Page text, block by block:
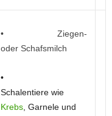
• Ziegen-
oder Schafsmilch
•
Schalentiere wie
Krebs , Garnele und